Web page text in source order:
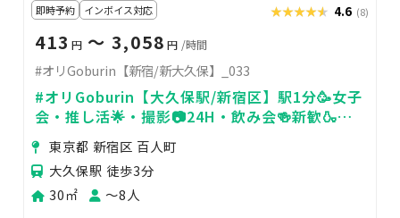
即時予約 インボイス対応 ★★★★★
★★★★★ 4.6 (8)
413 円 〜 3,058 円 /時間
#オリGoburin【新宿/新大久保】_033
#オリGoburin【大久保駅/新宿区】駅1分🥳女子
会・推し活🌟・撮影📷24H・飲み会🍻新歓🍶歓
送迎会
東京都 新宿区 百人町
大久保駅 徒歩3分
30㎡
〜8人